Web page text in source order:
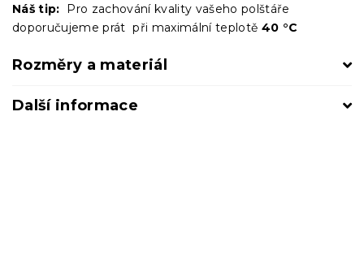
Náš tip: Pro zachování kvality vašeho polštáře
doporučujeme prát při maximální teplotě 40 °C
Rozměry a materiál
Další informace